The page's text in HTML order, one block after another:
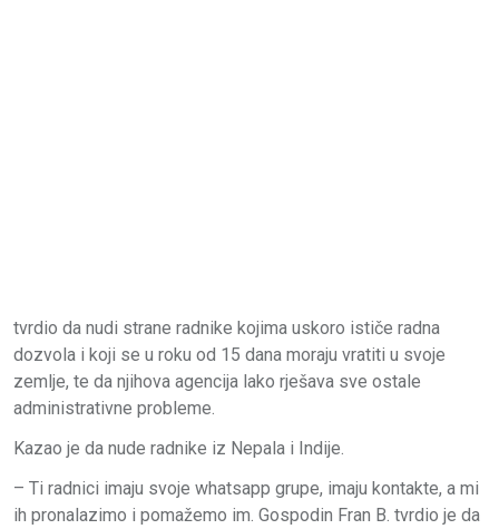
tvrdio da nudi strane radnike kojima uskoro ističe radna
dozvola i koji se u roku od 15 dana moraju vratiti u svoje
zemlje, te da njihova agencija lako rješava sve ostale
administrativne probleme.
Kazao je da nude radnike iz Nepala i Indije.
– Ti radnici imaju svoje whatsapp grupe, imaju kontakte, a mi
ih pronalazimo i pomažemo im. Gospodin Fran B. tvrdio je da